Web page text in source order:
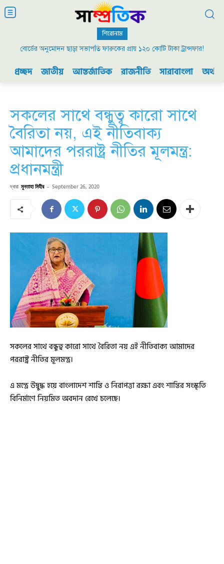
শিরোনাম
বোর্ডের অনুমোদন ছাড়া সভাপতি ফারুকের প্রায় ১২০ কোটি টাকা ট্রান্সফার!
প্রচ্ছদ জাতীয় আন্তর্জাতিক রাজনীতি সারাবাংলা
সকলের সাথে বন্ধুত্ব কারো সাথে
বৈরিতা নয়, এই নীতিবাক্য
আমাদের পররাষ্ট্র নীতির মূলমন্ত্র:
প্রধানমন্ত্রী
দ্বারা মুনতাহা মিহীর - September 26, 2020
সকলের সাথে বন্ধুত্ব কারো সাথে বৈরিতা নয় এই নীতিবাক্য আমাদের
পররাষ্ট্র নীতির মূলমন্ত্র।
এ মন্ত্রে উদ্বুদ্ধ হয়ে বাংলাদেশ শান্তি ও নিরাপত্তা রক্ষা এবং শান্তির সংস্কৃতি
বিনির্মাণে নিয়মিত অবদান রেখে চলেছে।